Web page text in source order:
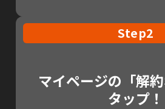
Step2
マイページの「解
タップ！